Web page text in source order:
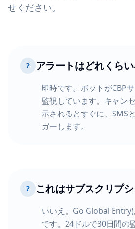
せください。
? アラートはどれくら
即時です。ボットがCBP
監視しています。キャン
示されるとすぐに、SMS
ガーします。
? これはサブスクリプ
いいえ。Go Global Entry
です。24ドルで30日間の